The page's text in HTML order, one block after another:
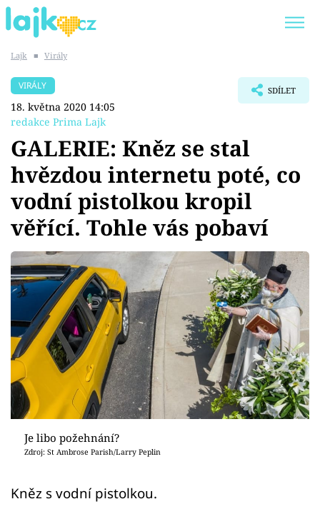
SHOPAHOLICADEL
Témata
Showbyznys
Youtubeři
Virály
Sex a vztahy
Videa
Sledujte prima+
Přihlášení
Sledujte nás
Lajk ■ Virály
VIRÁLY
18. května 2020 14:05
redakce Prima Lajk
SDÍLET
GALERIE: Kněz se stal
hvězdou internetu poté, co
vodní pistolkou kropil
věřící. Tohle vás pobaví
Je libo požehnání?
Zdroj: St Ambrose Parish/Larry Peplin
Kněz s vodní pistolkou.